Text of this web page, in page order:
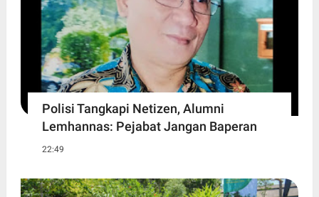
Polisi Tangkapi Netizen, Alumni
Lemhannas: Pejabat Jangan Baperan
22:49